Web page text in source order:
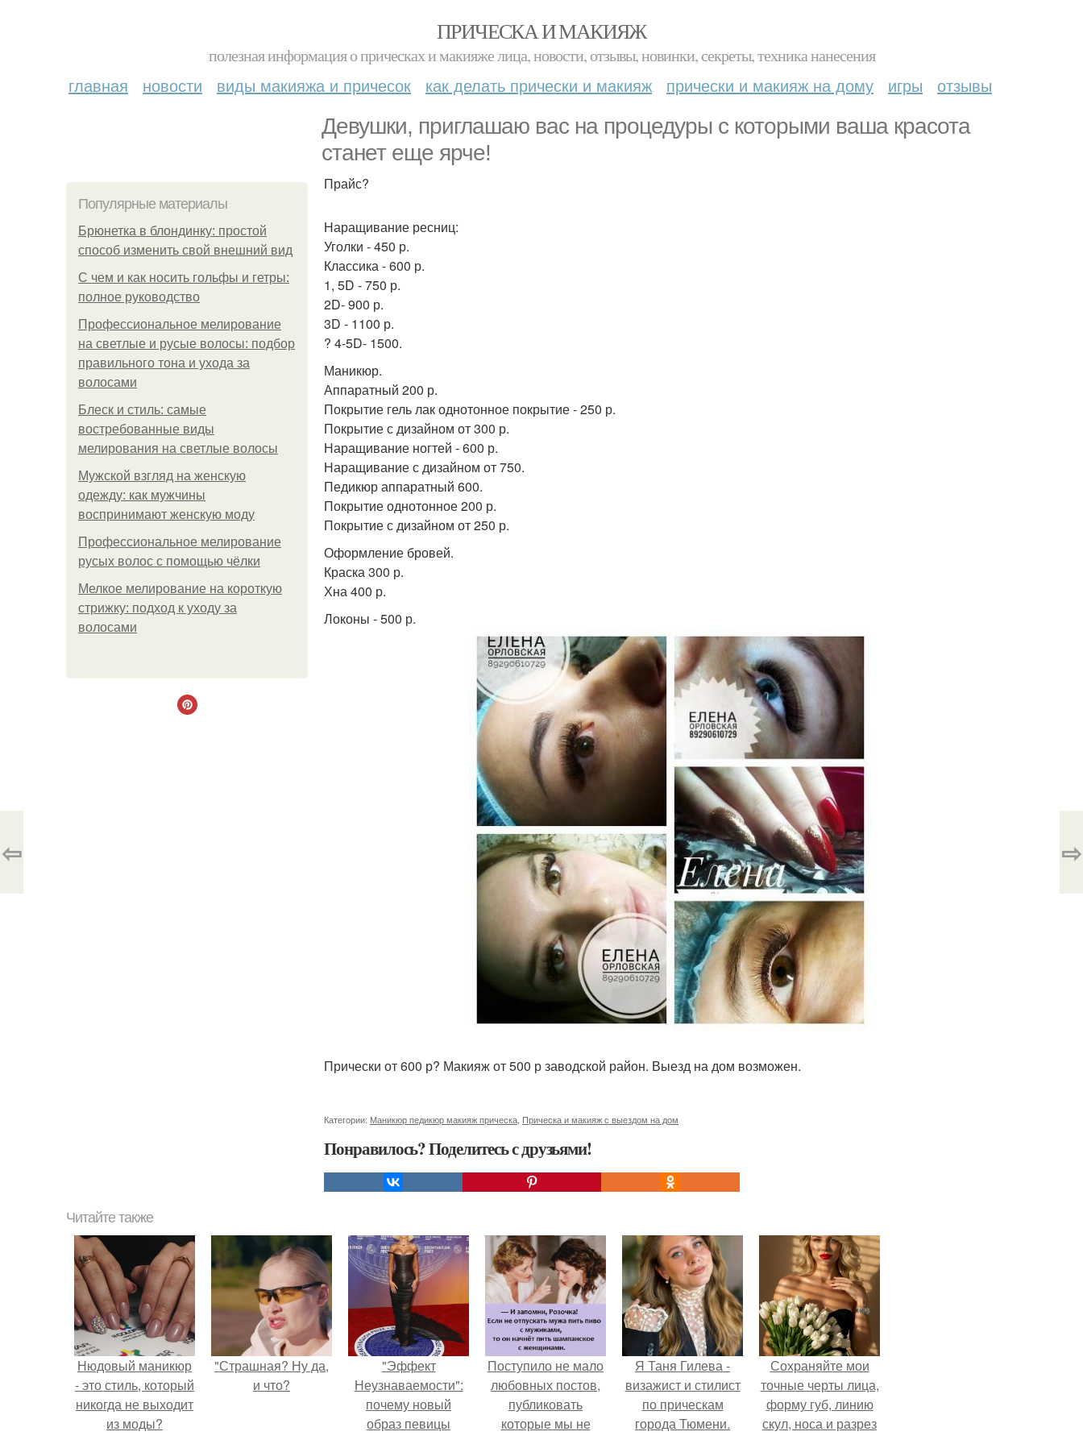
ПРИЧЕСКА И МАКИЯЖ
полезная информация о прическах и макияже лица, новости, отзывы, новинки, секреты, техника нанесения
главная новости виды макияжа и причесок как делать прически и макияж прически и макияж на дому игры отзывы
Девушки, приглашаю вас на процедуры с которыми ваша красота
станет еще ярче!
Популярные материалы
Брюнетка в блондинку: простой
способ изменить свой внешний вид
С чем и как носить гольфы и гетры:
полное руководство
Профессиональное мелирование
на светлые и русые волосы: подбор
правильного тона и ухода за
волосами
Блеск и стиль: самые
востребованные виды
мелирования на светлые волосы
Мужской взгляд на женскую
одежду: как мужчины
воспринимают женскую моду
Профессиональное мелирование
русых волос с помощью чёлки
Мелкое мелирование на короткую
стрижку: подход к уходу за
волосами
Прайс?
Наращивание ресниц:
Уголки - 450 р.
Классика - 600 р.
1, 5D - 750 р.
2D- 900 р.
3D - 1100 р.
? 4-5D- 1500.
Маникюр.
Аппаратный 200 р.
Покрытие гель лак однотонное покрытие - 250 р.
Покрытие с дизайном от 300 р.
Наращивание ногтей - 600 р.
Наращивание с дизайном от 750.
Педикюр аппаратный 600.
Покрытие однотонное 200 р.
Покрытие с дизайном от 250 р.
Оформление бровей.
Краска 300 р.
Хна 400 р.
Локоны - 500 р.
Прически от 600 р? Макияж от 500 р заводской район. Выезд на дом возможен.
Категории: Маникюр педикюр макияж прическа Прическа и макияж с выездом на дом
Понравилось? Поделитесь с друзьями!
⇦ ⇨
Читайте также
Нюдовый маникюр
- это стиль, который
никогда не выходит
из моды?
"Страшная? Ну да,
и что?
"Эффект
Неузнаваемости":
почему новый
образ певицы
Поступило не мало
любовных постов,
публиковать
которые мы не
Я Таня Гилева -
визажист и стилист
по прическам
города Тюмени.
Сохраняйте мои
точные черты лица,
форму губ, линию
скул, носа и разрез